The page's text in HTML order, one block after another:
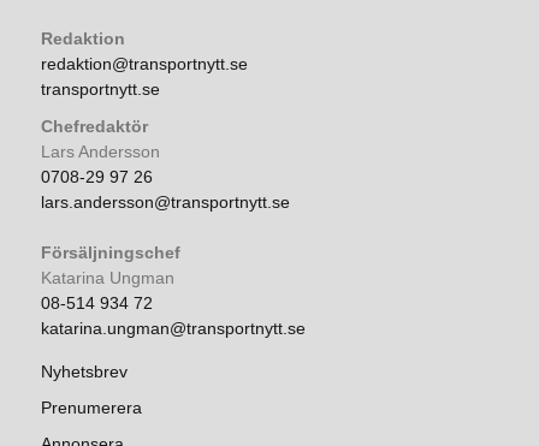
Redaktion
redaktion@transportnytt.se
transportnytt.se
Chefredaktör
Lars Andersson
0708-29 97 26
lars.andersson@transportnytt.se
Försäljningschef
Katarina Ungman
08-514 934 72
katarina.ungman@transportnytt.se
Nyhetsbrev
Prenumerera